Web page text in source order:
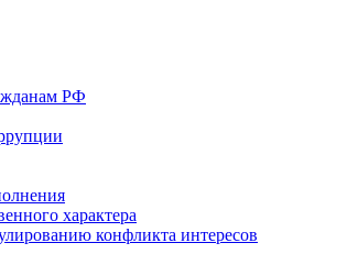
РФ
характера
конфликта интересов